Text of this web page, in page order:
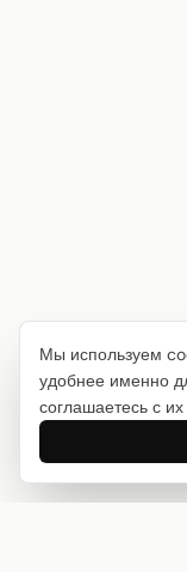
Мы используем
удобнее именно
соглашаетесь с